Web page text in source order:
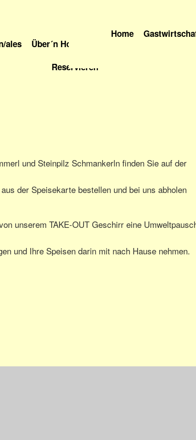
ales
Über´n Holzinger
Reservieren
Home
und Steinpilz Schmankerln finden Sie auf der
der Speisekarte bestellen und bei uns abholen
unserem TAKE-OUT Geschirr eine
und Ihre Speisen darin mit nach Hause nehmen.